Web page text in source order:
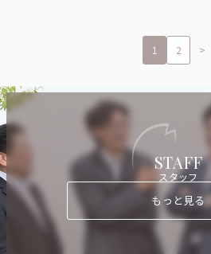
1 2 >
STAFF
スタッフ
もっと見る